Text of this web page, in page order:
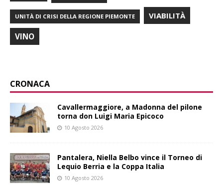
UNITÀ DI CRISI DELLA REGIONE PIEMONTE VIABILITÀ
VINO
CRONACA
Cavallermaggiore, a Madonna del pilone
torna don Luigi Maria Epicoco
10 Agosto 2026
Pantalera, Niella Belbo vince il Torneo di
Lequio Berria e la Coppa Italia
10 Agosto 2026